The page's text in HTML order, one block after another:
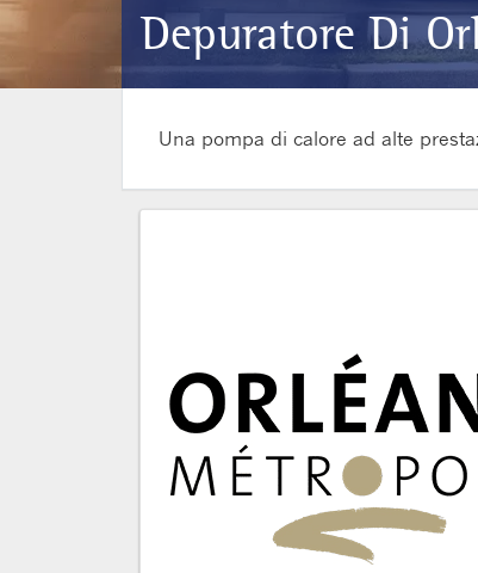
Depuratore Di
Una pompa di calore ad alte